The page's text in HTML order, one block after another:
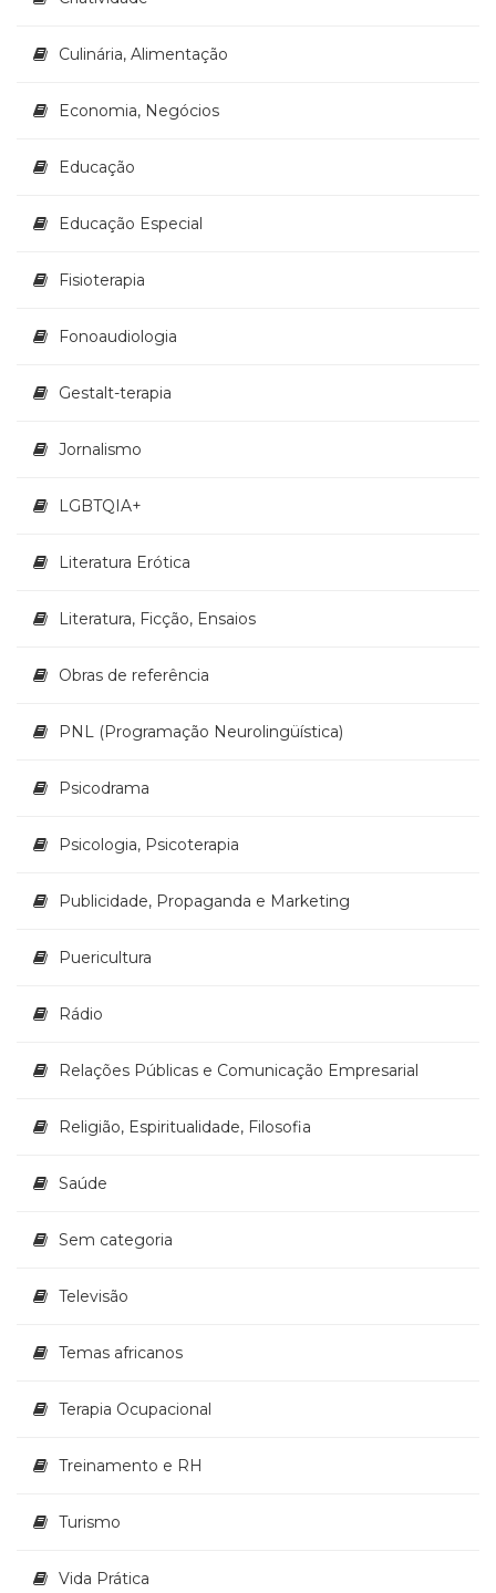
Temas
(30)
Ocupacional
e
(65)
(1)
(32)
Culinária, Alimentação
Economia, Negócios
Educação
Educação Especial
Fisioterapia
Fonoaudiologia
Gestalt-terapia
Jornalismo
LGBTQIA+
Literatura Erótica
Literatura, Ficção, Ensaios
Obras de referência
PNL (Programação Neurolingüística)
Psicodrama
Psicologia, Psicoterapia
Publicidade, Propaganda e Marketing
Puericultura
Rádio
Relações Públicas e Comunicação Empresarial
Religião, Espiritualidade, Filosofia
Saúde
Sem categoria
Televisão
Temas africanos
Terapia Ocupacional
Treinamento e RH
Turismo
Vida Prática